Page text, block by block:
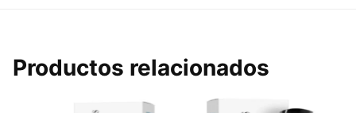
Productos relacionados